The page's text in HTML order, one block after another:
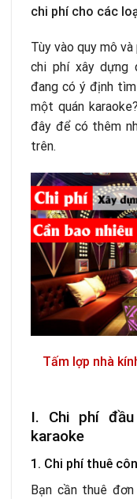
chi phí cho các
Tùy vào quy mô
chi phí xây dựng
đang có ý định
một quán
đây để có thêm
trên.
Tấm lợp nhà
I. Chi phí
karaoke
1. Chi phí thuê
Bạn cần thuê